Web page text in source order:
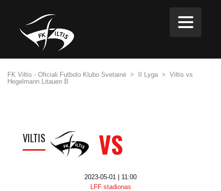
FK Viltis - Oficiali Futbolo Klubo Svetainė > II Lyga > Viltis vs
Hegelmann Litauen B
VILTIS VS
2023-05-01 | 11:00
LFF stadionas